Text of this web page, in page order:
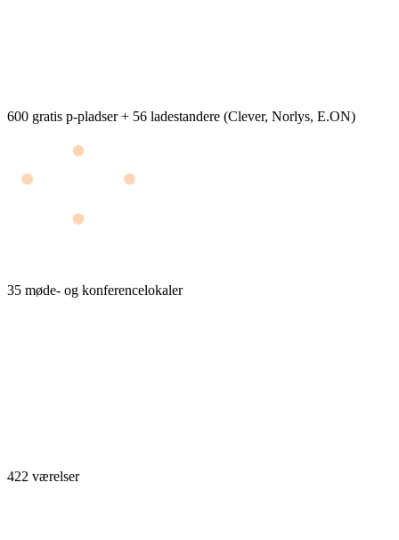
600 gratis p-pladser + 56 ladestandere (Clever, Norlys, E.ON)
35 møde- og konferencelokaler
422 værelser